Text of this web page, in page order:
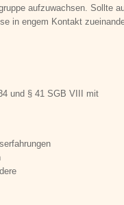
aufzuwachsen. Sollte
in engem Kontakt
und § 41 SGB VIII mit